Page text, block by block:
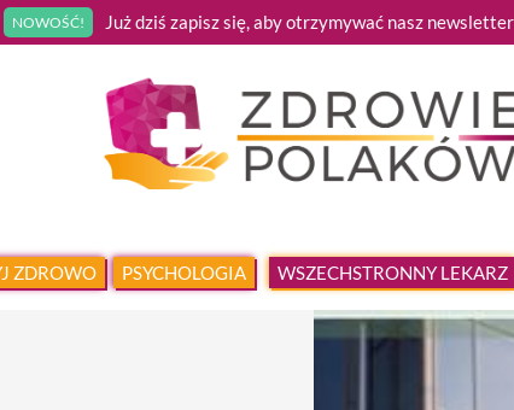
NOWOŚĆ! Już dziś zapisz się, aby otrzymywać nasz
ZDROWO PSYCHOLOGIA WSZECHSTRONNY LEKARZ